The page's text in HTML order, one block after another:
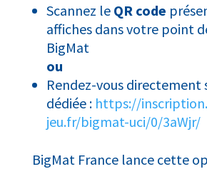
Scannez le QR code
affiches dans votre point
BigMat
ou
Rendez-vous directement
dédiée : https://
jeu.fr/bigmat-uci/0/3aWjr/
BigMat France lance cette